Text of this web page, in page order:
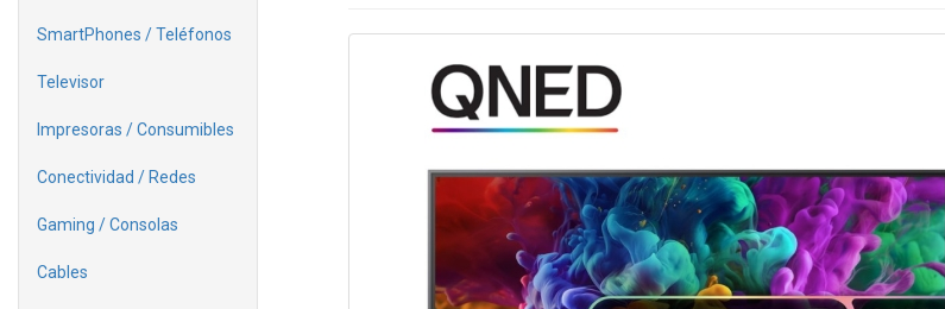
SmartPhones / Teléfonos
Televisor
Impresoras / Consumibles
Conectividad / Redes
Gaming / Consolas
Cables